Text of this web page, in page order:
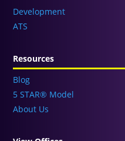
Development
ATS
Resources
Blog
5 STAR® Model
About Us